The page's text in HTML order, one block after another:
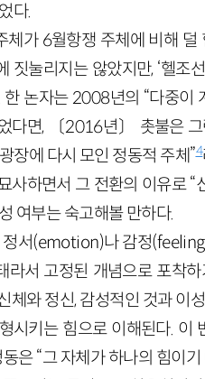
다.
체가 6월항쟁 주체에 비해
짓눌리지는 않았지만, ‘헬조
논자는 2008년의 “다중
다면, 〔2016년〕 촛불은
장에 다시 모인 정동적 주체”4
사하면서 그 전환의 이유로
여부는 숙고해볼 만하다.
서(emotion)나 감정
라서 고정된 개념으로 포착
체와 정신, 감성적인 것과 이
시키는 힘으로 이해된다. 이
은 “그 자체가 하나의 힘이